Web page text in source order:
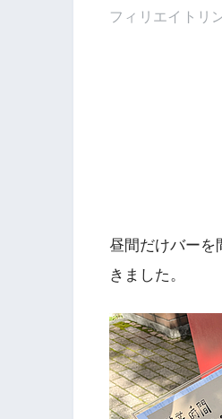
フィリエイトリ
昼間だけバーを
きました。